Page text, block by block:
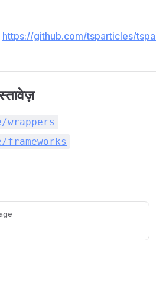
https://github.com/tsparticles/
wrappers
frameworks